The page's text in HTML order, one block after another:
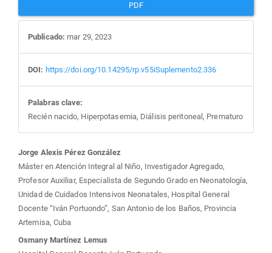
PDF
Publicado: mar 29, 2023
DOI: https://doi.org/10.14295/rp.v55iSuplemento2.336
Palabras clave:
Recién nacido, Hiperpotasemia, Diálisis peritoneal, Prematuro
Contenido
principal
del
Jorge Alexis Pérez González
Máster en Atención Integral al Niño, Investigador Agregado,
Profesor Auxiliar, Especialista de Segundo Grado en Neonatología,
Unidad de Cuidados Intensivos Neonatales, Hospital General
Docente “Iván Portuondo”, San Antonio de los Baños, Provincia
Artemisa, Cuba
Osmany Martínez Lemus